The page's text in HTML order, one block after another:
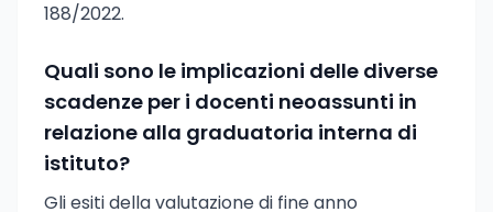
188/2022.
Quali sono le implicazioni delle diverse
scadenze per i docenti neoassunti in
relazione alla graduatoria interna di
istituto?
Gli esiti della valutazione di fine anno